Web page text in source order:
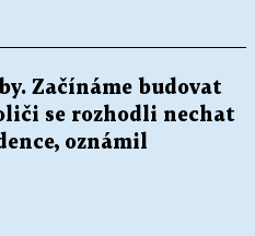
Začínáme budovat
se rozhodli nechat
oznámil